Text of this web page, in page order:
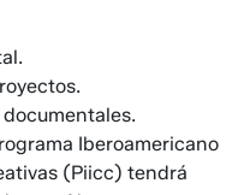
Iberoamericano
(Piicc) tendrá